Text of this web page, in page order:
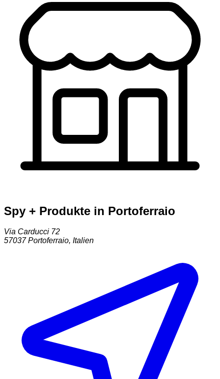
Spy + Produkte in Portoferraio
Via Carducci 72
57037 Portoferraio, Italien